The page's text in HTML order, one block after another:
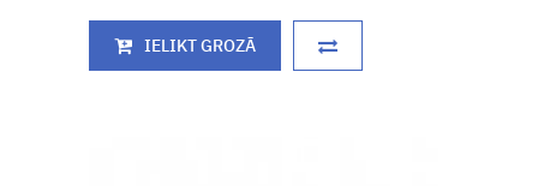
IELIKT GROZĀ